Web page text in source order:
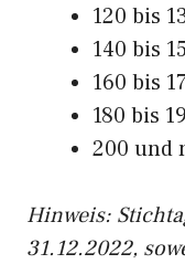
120 bis
140 bis
160 bis
180 bis
200 und
Hinweis:
31.12.2022,